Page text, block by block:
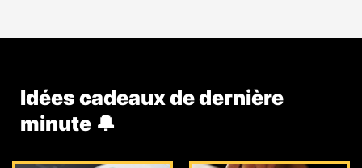
Idées cadeaux de dernière
minute 🔔